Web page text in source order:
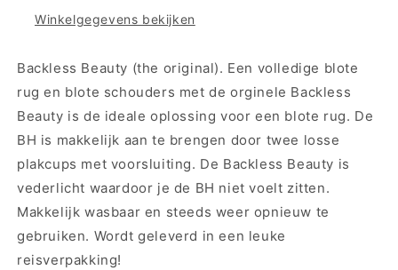
50EB
50EB
Winkelgegevens bekijken
Backless Beauty (the original). Een volledige blote
rug en blote schouders met de orginele Backless
Beauty is de ideale oplossing voor een blote rug. De
BH is makkelijk aan te brengen door twee losse
plakcups met voorsluiting. De Backless Beauty is
vederlicht waardoor je de BH niet voelt zitten.
Makkelijk wasbaar en steeds weer opnieuw te
gebruiken. Wordt geleverd in een leuke
reisverpakking!